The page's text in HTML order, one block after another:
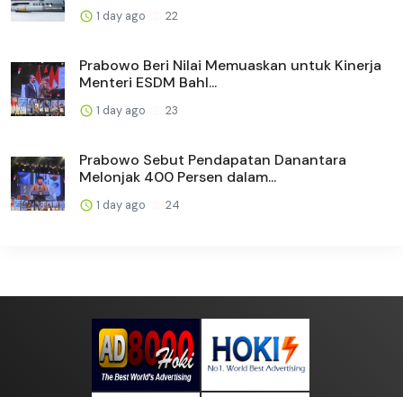
1 day ago 22
Prabowo Beri Nilai Memuaskan untuk Kinerja
Menteri ESDM Bahl...
1 day ago 23
Prabowo Sebut Pendapatan Danantara
Melonjak 400 Persen dalam...
1 day ago 24